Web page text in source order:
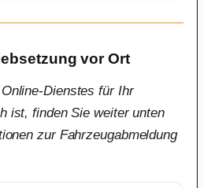
vor Ort
Dienstes für Ihr
ist, finden Sie weiter unten
zur Fahrzeugabmeldung